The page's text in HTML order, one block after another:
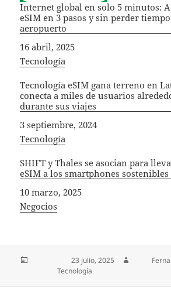
Internet global en solo 5 minutos:
eSIM en 3 pasos y sin perder
aeropuerto
Fecha
16 abril, 2025
In relation to
Tecnología
Tecnología eSIM gana terreno en
conecta a miles de usuarios
durante sus viajes
Fecha
3 septiembre, 2024
In relation to
Tecnología
SHIFT y Thales se asocian para
eSIM a los smartphones sostenibles
Fecha
10 marzo, 2025
In relation to
Negocios
Publicado el23 julio, 2025
CategoríasTecnología